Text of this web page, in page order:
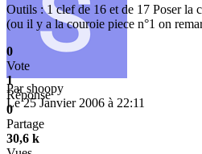
Parshoopy
Le 25 Janvier 2006 à 22:11
Outils : 1 clef de 16 et de 17 Poser la
(ou il y a la couroie piece n°1 on
0
Vote
1
Réponse
0
Partage
30,6 k